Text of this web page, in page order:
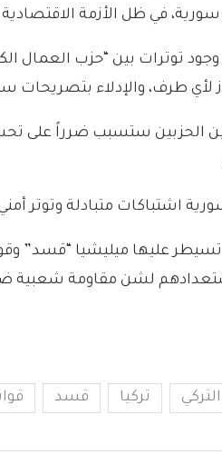
في ظل الأزمة الاقتصادية
وجود توترات بين “حزب العمال
لأي طرف، والإدلاء
الحزبين ستسبب ضرراً على
متبادلة وتوتر
عليها ميليشيا “قسد”
لشن مقاومة شعبية
تركيا قسد